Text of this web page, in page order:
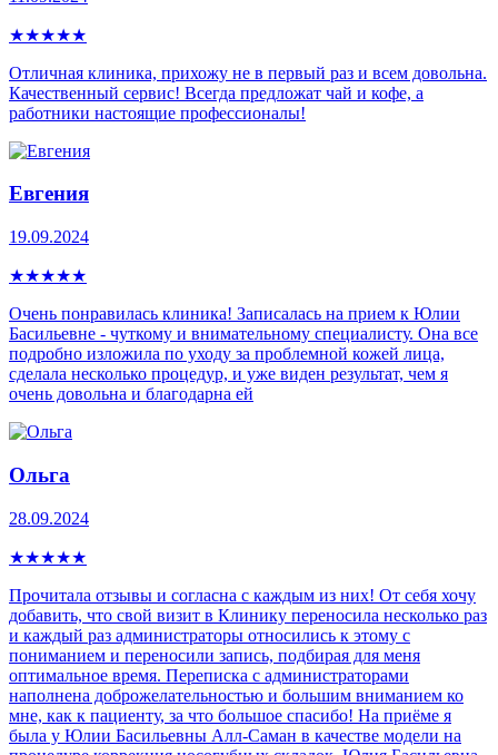
★★★★★
Отличная клиника, прихожу не в первый раз и всем довольна.
Качественный сервис! Всегда предложат чай и кофе, а
работники настоящие профессионалы!
Евгения
19.09.2024
★★★★★
Очень понравилась клиника! Записалась на прием к Юлии
Басильевне - чуткому и внимательному специалисту. Она все
подробно изложила по уходу за проблемной кожей лица,
сделала несколько процедур, и уже виден результат, чем я
очень довольна и благодарна ей
Ольга
28.09.2024
★★★★★
Прочитала отзывы и согласна с каждым из них! От себя хочу
добавить, что свой визит в Клинику переносила несколько раз
и каждый раз администраторы относились к этому с
пониманием и переносили запись, подбирая для меня
оптимальное время. Переписка с администраторами
наполнена доброжелательностью и большим вниманием ко
мне, как к пациенту, за что большое спасибо! На приёме я
была у Юлии Басильевны Алл-Саман в качестве модели на